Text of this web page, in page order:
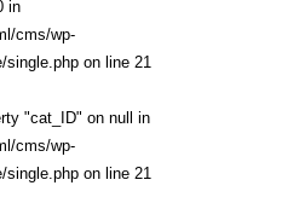
in
cms/wp-
single.php on line 21
"cat_ID" on null in
cms/wp-
single.php on line 21